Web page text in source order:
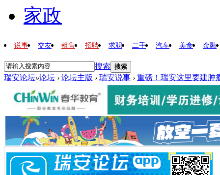
家政
说事 交友 租售 招聘 求职 二手 汽车 美食 金融
搜索 搜索
瑞安论坛»论坛 › 论坛主版 › 瑞安说事 › 重磅！瑞安这里要建